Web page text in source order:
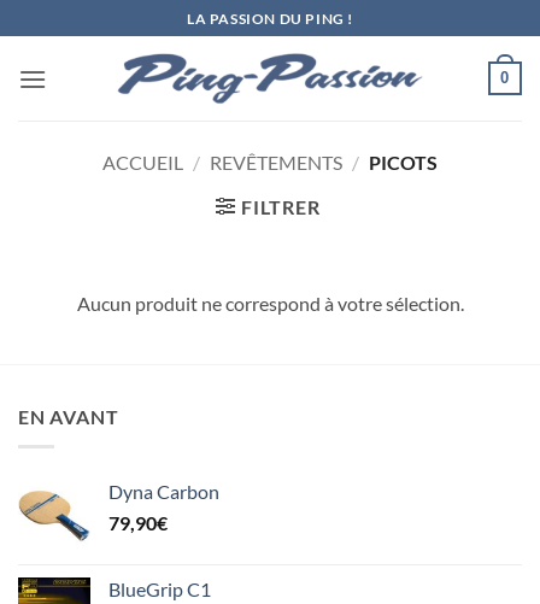
au
contenu
LA PASSION DU PING !
0
ACCUEIL / REVÊTEMENTS / PICOTS
FILTRER
Aucun produit ne correspond à votre sélection.
EN AVANT
Dyna Carbon
79,90€
BlueGrip C1